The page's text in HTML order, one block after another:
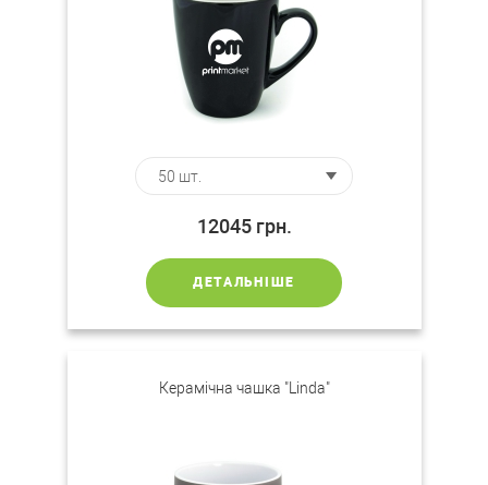
12045 грн.
ДЕТАЛЬНІШЕ
Керамічна чашка "Linda"